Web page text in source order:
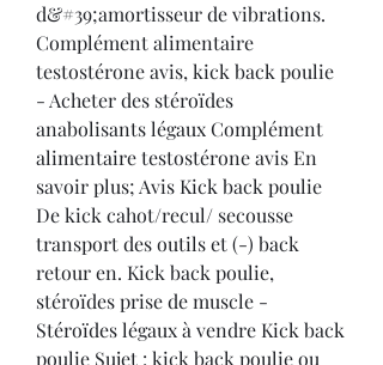
d&#39;amortisseur de vibrations.
Complément alimentaire
testostérone avis, kick back poulie
- Acheter des stéroïdes
anabolisants légaux Complément
alimentaire testostérone avis En
savoir plus; Avis Kick back poulie
De kick cahot/recul/ secousse
transport des outils et (-) back
retour en. Kick back poulie,
stéroïdes prise de muscle -
Stéroïdes légaux à vendre Kick back
poulie Sujet : kick back poulie ou